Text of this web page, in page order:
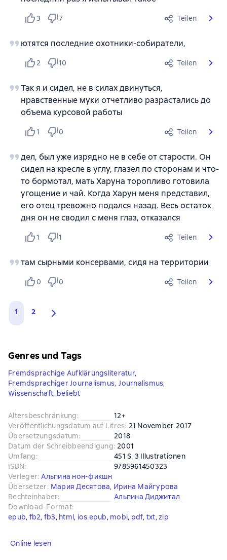
3 7 Teilen
ютятся последние охотники-собиратели,
2 10 Teilen
Так я и сидел, не в силах двинуться,
нравственные муки отчетливо разрастались до
объема курсовой работы
1 0 Teilen
дел, был уже изрядно не в себе от старости. Он
сидел на кресле в углу, глазел по сторонам и что-
то бормотал, мать Харуна торопливо готовила
угощение и чай. Когда Харун меня представил,
его отец тревожно подался назад. Весь остаток
дня он не сводил с меня глаз, отказался
1 1 Teilen
там сырными консервами, сидя на территории
0 0 Teilen
1 2
Genres und Tags
Fremdsprachige Aufklärungsliteratur,
Fremdsprachiger Journalismus, Journalismus,
Wissenschaft, beliebt
Altersbeschränkung:
12+
Veröffentlichungsdatum auf Litres: 21 November 2017
Übersetzungsdatum:
2018
Datum der Schreibbeendigung: 2001
Umfang:
451 S. 3 Illustrationen
ISBN:
9785961450323
Verleger: Альпина нон-фикшн
Übersetzer: Мария Десятова, Ирина Майгурова
Rechteinhaber:
Альпина Диджитал
Download-Format:
epub, fb2, fb3, html, ios.epub, mobi, pdf, txt, zip
Online lesen